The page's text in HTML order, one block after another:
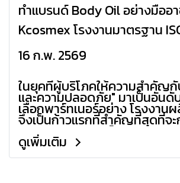
ทำแบรนด์ Body Oil อย่างมืออ
Kcosmex โรงงานมาตรฐาน
ระดับสากล
16 ก.พ. 2569
ในยุคที่ผู้บริโภคให้ความสำคัญ
และความปลอดภัย" มาเป็นอันดั
เลือกพาร์ทเนอร์อย่าง โรงงาน
จึงเป็นก้าวแรกที่สำคัญที่สุดที่จ
ทิศทางของแบรนด์คุณ หากคุณก
โรงงานที่ไม่ได้แค่ผลิตได้ แต่ต้อ
และ "มีมาตรฐาน" Kcosmex
ตามหาครับ
ดูเพิ่มเติม